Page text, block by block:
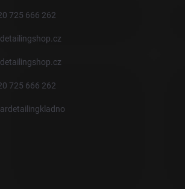
725 666 262
725 666 262